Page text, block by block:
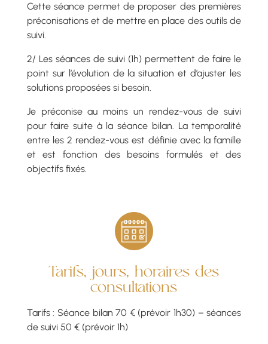
Cette séance permet de proposer des premières
préconisations et de mettre en place des outils de
suivi.
2/ Les séances de suivi (1h) permettent de faire le
point sur l’évolution de la situation et d’ajuster les
solutions proposées si besoin.
Je préconise au moins un rendez-vous de suivi
pour faire suite à la séance bilan. La temporalité
entre les 2 rendez-vous est définie avec la famille
et est fonction des besoins formulés et des
objectifs fixés.
Tarifs, jours, horaires des
consultations
Tarifs : Séance bilan 70 € (prévoir 1h30) – séances
de suivi 50 € (prévoir 1h)